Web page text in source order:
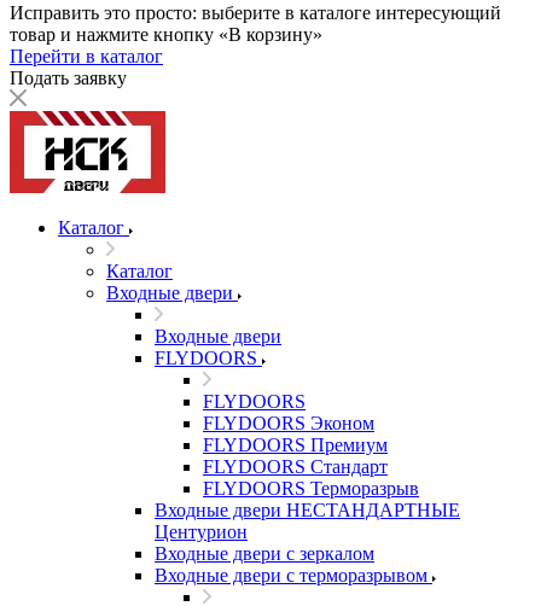
Исправить это просто: выберите в каталоге интересующий
товар и нажмите кнопку «В корзину»
Перейти в каталог
Подать заявку
Каталог
Каталог
Входные двери
Входные двери
FLYDOORS
FLYDOORS
FLYDOORS Эконом
FLYDOORS Премиум
FLYDOORS Стандарт
FLYDOORS Терморазрыв
Входные двери НЕСТАНДАРТНЫЕ
Центурион
Входные двери с зеркалом
Входные двери с терморазрывом